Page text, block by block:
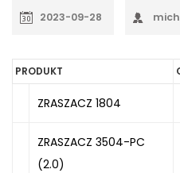
2023-09-28
PRODUKT
ZRASZACZ 1804
ZRASZACZ 3504-PC
(2.0)